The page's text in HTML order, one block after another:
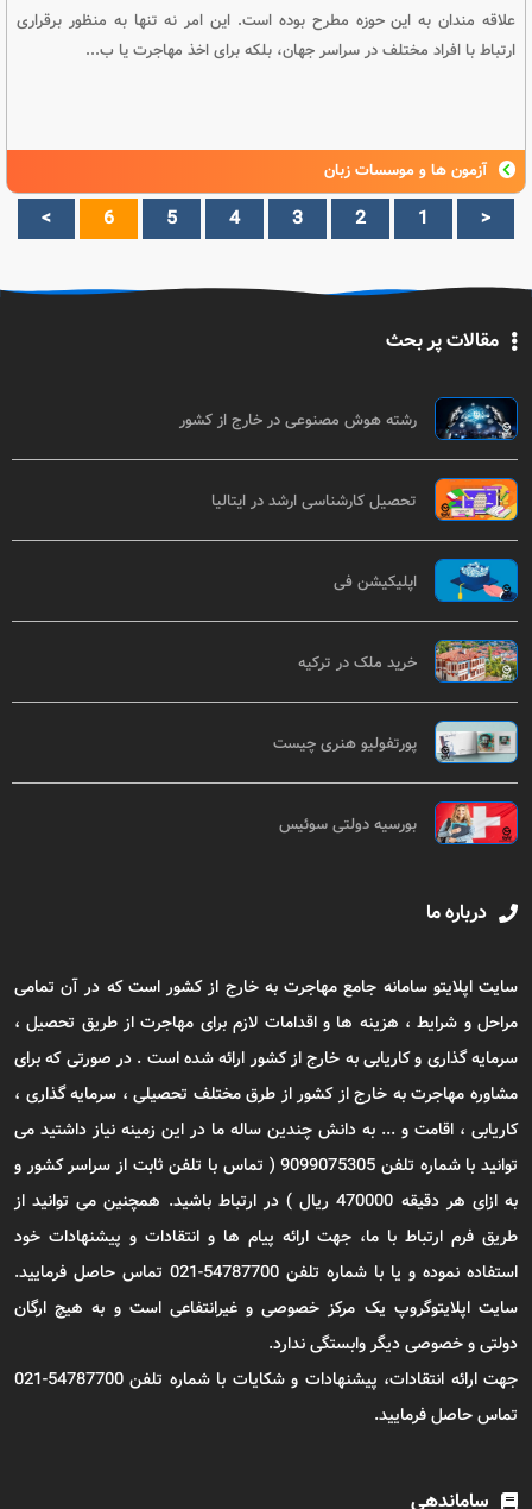
علاقه مندان به این حوزه مطرح بوده است. این امر نه تنها به منظور برقراری
ارتباط با افراد مختلف در سراسر جهان، بلکه برای اخذ مهاجرت یا ب...
آزمون ها و موسسات زبان
<
1
2
3
4
5
6
>
مقالات پر بحث
رشته هوش مصنوعی در خارج از کشور
تحصیل کارشناسی ارشد در ایتالیا
اپلیکیشن فی
خرید ملک در ترکیه
پورتفولیو هنری چیست
بورسیه دولتی سوئیس
درباره ما
سایت اپلایتو سامانه جامع مهاجرت به خارج از کشور است که در آن تمامی
مراحل و شرایط ، هزینه ها و اقدامات لازم برای مهاجرت از طریق تحصیل ،
سرمایه گذاری و کاریابی به خارج از کشور ارائه شده است . در صورتی که برای
مشاوره مهاجرت به خارج از کشور از طرق مختلف تحصیلی ، سرمایه گذاری ،
کاریابی ، اقامت و ... به دانش چندین ساله ما در این زمینه نیاز داشتید می
توانید با شماره تلفن 9099075305 ( تماس با تلفن ثابت از سراسر کشور و
به ازای هر دقیقه 470000 ریال ) در ارتباط باشید. همچنین می توانید از
طریق فرم ارتباط با ما، جهت ارائه پیام ها و انتقادات و پیشنهادات خود
استفاده نموده و یا با شماره تلفن 54787700-021 تماس حاصل فرمایید.
سایت اپلایتوگروپ یک مرکز خصوصی و غیرانتفاعی است و به هیچ ارگان
دولتی و خصوصی دیگر وابستگی ندارد.
جهت ارائه انتقادات، پیشنهادات و شکایات با شماره تلفن 54787700-021
تماس حاصل فرمایید.
ساماندهی